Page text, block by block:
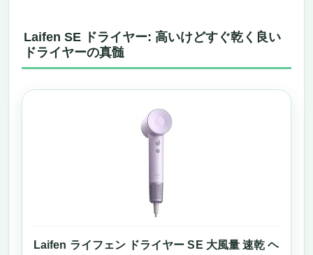
Laifen SE ドライヤー: 高いけどすぐ乾く良い
ドライヤーの真髄
Laifen ライフェン ドライヤー SE 大風量 速乾 ヘ